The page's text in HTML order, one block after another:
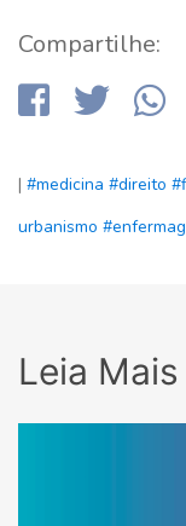
Compartilhe:
| #medicina #direito
urbanismo
Leia Mais